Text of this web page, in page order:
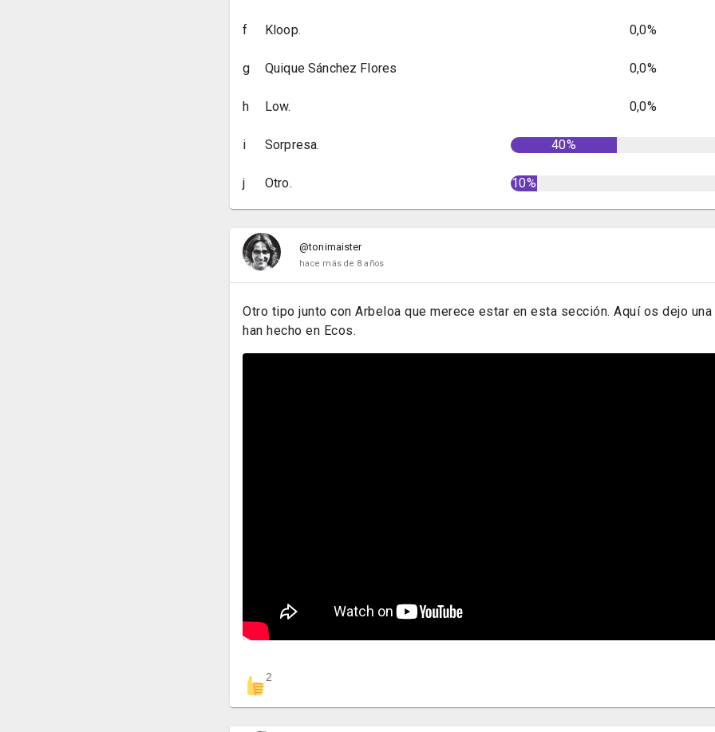
f Kloop. 0,0%
g Quique Sánchez Flores 0,0%
h Low. 0,0%
i Sorpresa. 40%
j Otro. 10%
@tonimaister
hace más de 8 años
Otro tipo junto con Arbeloa que merece estar en esta sección. Aquí os dejo
han hecho en Ecos.
2